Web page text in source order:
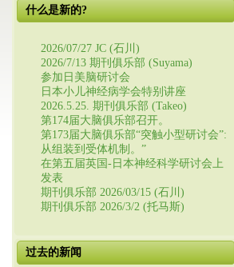
什么是新的?
2026/07/27 JC (石川)
2026/7/13 期刊俱乐部 (Suyama)
参加日美脑研讨会
日本小儿神经病学会特别讲座
2026.5.25. 期刊俱乐部 (Takeo)
第174届大脑俱乐部召开。
第173届大脑俱乐部“突触小型研讨会”:
从组装到受体机制。”
在第五届英国-日本神经科学研讨会上
发表
期刊俱乐部 2026/03/15 (石川)
期刊俱乐部 2026/3/2 (托马斯)
过去的新闻